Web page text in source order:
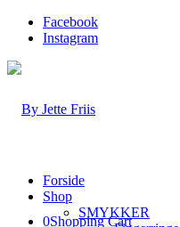
Facebook
Instagram
0Shopping Cart
Forside
Shop
SMYKKER